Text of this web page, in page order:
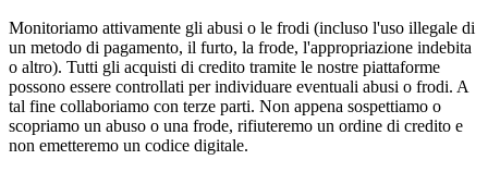
Monitoriamo attivamente gli abusi o le frodi (incluso l'uso illegale di
un metodo di pagamento, il furto, la frode, l'appropriazione indebita
o altro). Tutti gli acquisti di credito tramite le nostre piattaforme
possono essere controllati per individuare eventuali abusi o frodi. A
tal fine collaboriamo con terze parti. Non appena sospettiamo o
scopriamo un abuso o una frode, rifiuteremo un ordine di credito e
non emetteremo un codice digitale.